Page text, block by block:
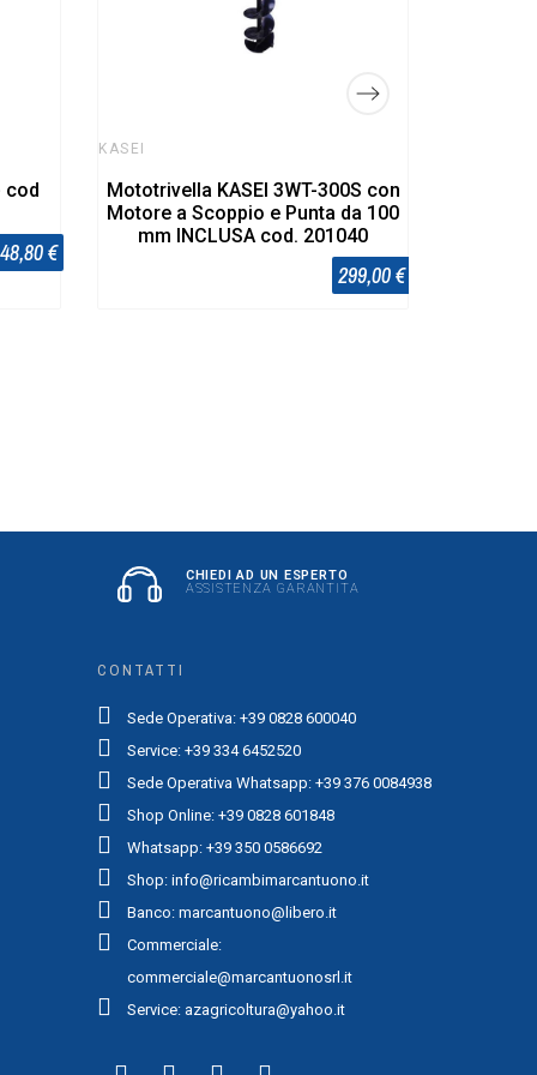
cod
48,80 €
KASEI
Mototrivella KASEI 3WT-300S con
Motore a Scoppio e Punta da 100
mm INCLUSA cod. 201040
299,00 €
CHIEDI AD UN ESPERTO
ASSISTENZA GARANTITA
CONTATTI
Sede Operativa: +39 0828 600040
Service: +39 334 6452520
Sede Operativa Whatsapp: +39 376 0084938
Shop Online: +39 0828 601848
Whatsapp: +39 350 0586692
Shop: info@ricambimarcantuono.it
Banco: marcantuono@libero.it
Commerciale:
commerciale@marcantuonosrl.it
Service: azagricoltura@yahoo.it